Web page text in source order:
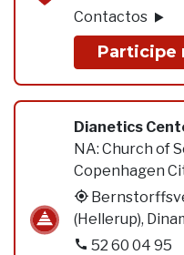
Contactos
Participe
Dianetics
NA: Church of
Copenhagen
(Hellerup),
52 60 04 95